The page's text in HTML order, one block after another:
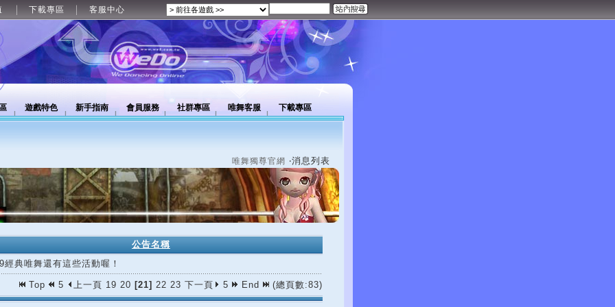
下載專區 客服中心
遊戲特色 新手指南 會員服務 社群專區 唯舞客服 下載專區
唯舞獨尊官網 ‧消息列表
公告名稱
經典唯舞還有這些活動喔！
Top 5 上一頁 19 20 [21] 22 23 下一頁 5 End (總頁數:83)